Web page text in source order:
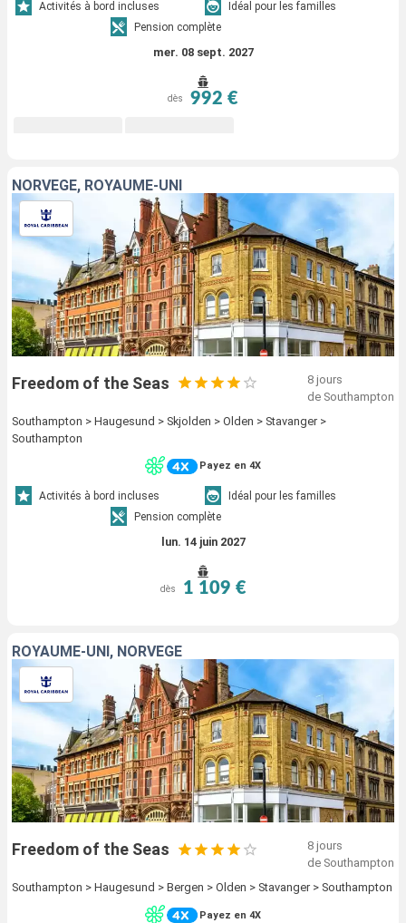
Activités à bord incluses
Idéal pour les familles
Pension complète
mer. 08 sept. 2027
dès 992 €
NORVÈGE, ROYAUME-UNI
Freedom of the Seas
8 jours
de Southampton
Southampton > Haugesund > Skjolden > Olden > Stavanger >
Southampton
Payez en 4X
Activités à bord incluses
Idéal pour les familles
Pension complète
lun. 14 juin 2027
dès 1 109 €
ROYAUME-UNI, NORVÈGE
Freedom of the Seas
8 jours
de Southampton
Southampton > Haugesund > Bergen > Olden > Stavanger > Southampton
Payez en 4X